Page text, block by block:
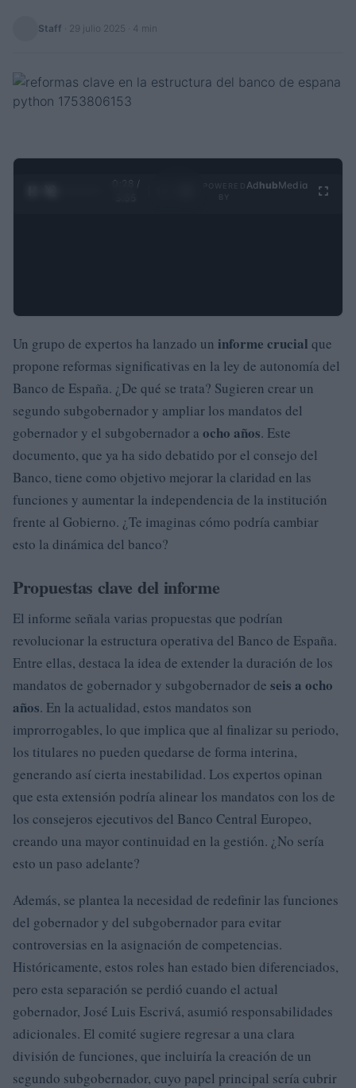
Staff 29 julio 2025 · 4 min
0:29 /
Ad hubMedia
Un grupo de expertos ha lanzado un informe crucial que
propone reformas significativas en la ley de autonomía del
Banco de España. ¿De qué se trata? Sugieren crear un
segundo subgobernador y ampliar los mandatos del
gobernador y el subgobernador a ocho años. Este
documento, que ya ha sido debatido por el consejo del
Banco, tiene como objetivo mejorar la claridad en las
funciones y aumentar la independencia de la institución
frente al Gobierno. ¿Te imaginas cómo podría cambiar
esto la dinámica del banco?
Propuestas clave del informe
El informe señala varias propuestas que podrían
revolucionar la estructura operativa del Banco de España.
Entre ellas, destaca la idea de extender la duración de los
mandatos de gobernador y subgobernador de seis a ocho
años. En la actualidad, estos mandatos son
improrrogables, lo que implica que al finalizar su periodo,
los titulares no pueden quedarse de forma interina,
generando así cierta inestabilidad. Los expertos opinan
que esta extensión podría alinear los mandatos con los de
los consejeros ejecutivos del Banco Central Europeo,
creando una mayor continuidad en la gestión. ¿No sería
esto un paso adelante?
Además, se plantea la necesidad de redefinir las funciones
del gobernador y del subgobernador para evitar
controversias en la asignación de competencias.
Históricamente, estos roles han estado bien diferenciados,
pero esta separación se perdió cuando el actual
gobernador, José Luis Escrivá, asumió responsabilidades
adicionales. El comité sugiere regresar a una clara
división de funciones, que incluiría la creación de un
segundo subgobernador, cuyo papel principal sería cubrir